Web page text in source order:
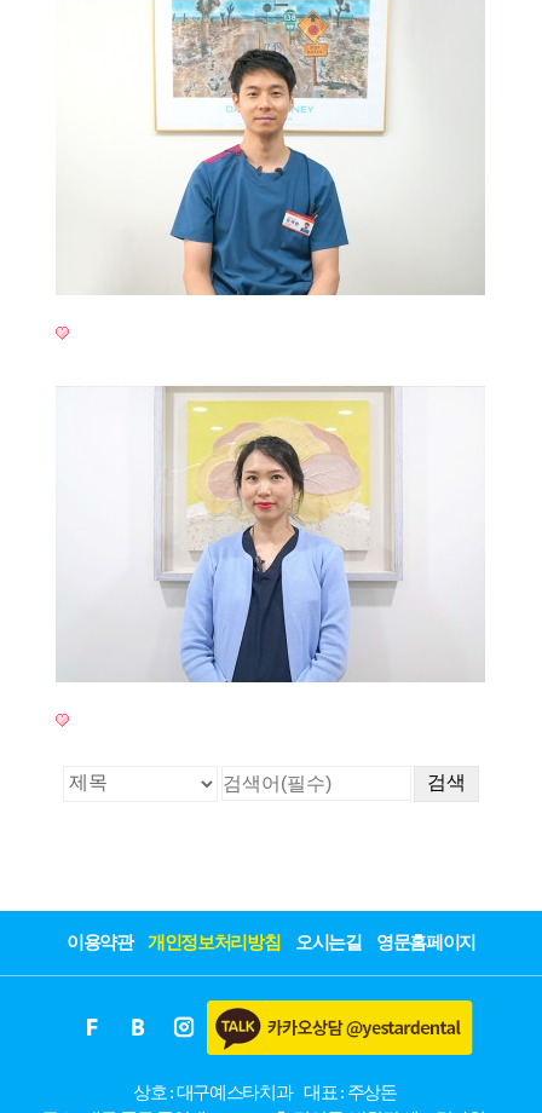
이용약관 개인정보처리방침 오시는길 영문홈페이지
상호 : 대구예스타치과
대표 : 주상돈